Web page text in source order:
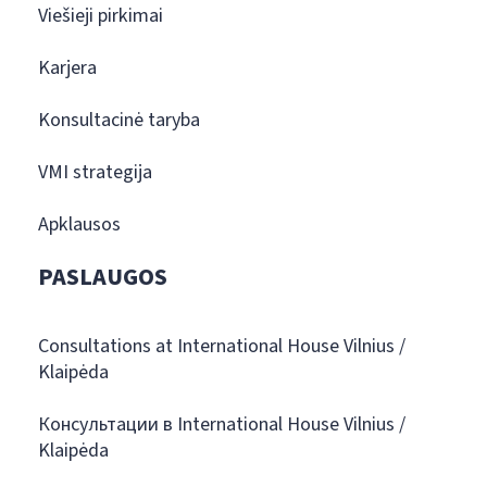
Viešieji pirkimai
Karjera
Konsultacinė taryba
VMI strategija
Apklausos
PASLAUGOS
Consultations at International House Vilnius /
Klaipėda
Консультации в International House Vilnius /
Klaipėda